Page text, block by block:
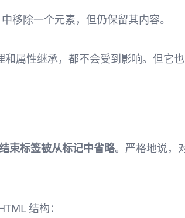
移除一个元素，但仍保留其内容。
属性继承，都不会受到影响。但它
束标签被从标记中省略。严格地说，
结构：